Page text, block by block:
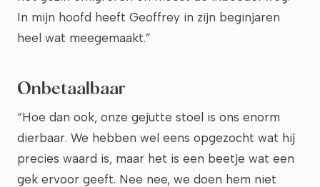
In mijn hoofd heeft Geoffrey in zijn beginjaren
heel wat meegemaakt.”
Onbetaalbaar
“Hoe dan ook, onze gejutte stoel is ons enorm
dierbaar. We hebben wel eens opgezocht wat hij
precies waard is, maar het is een beetje wat een
gek ervoor geeft. Nee nee, we doen hem niet